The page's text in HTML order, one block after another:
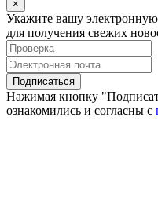
×
Укажите вашу
для получения свежих
Подписаться
Нажимая кнопку
ознакомились и согласны с